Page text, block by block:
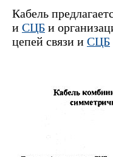
Кабель
и СЦБ и
цепей связи и СЦБ